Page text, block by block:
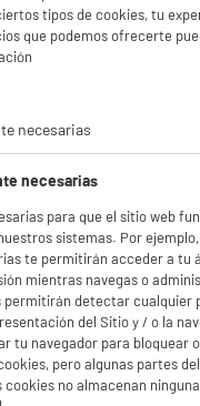
y tras tu consentimiento,
a tus preferencias
personalizadas
contenido en las redes sociales
sitio web Consulta la política
será aún mejor. Si no acepta, se
en tu navegación. Puedes
tipos de cookies, tu
que podemos ofrecerte
necesarias
necesarias
para que el sitio web
sistemas. Por
te permitirán acceder a tu
mientras navegas o
permitirán detectar cualquier
del Sitio y / o la
tu navegador para bloquear
pero algunas partes
no almacenan